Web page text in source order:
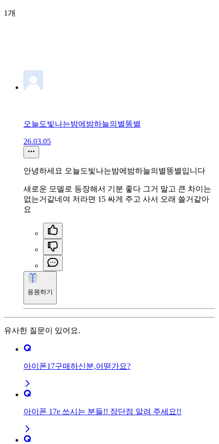
1개
오늘도빛나는밤에밤하늘의별똥별
26.03.05
안녕하세요 오늘도빛나는밤에밤하늘의별똥별입니다
새로운 모델로 등장해서 기분 좋다 그거 말고 큰 차이는
없는거같네여 저라면 15 싸게 주고 사서 오래 쓸거같아
요
응원하기
유사한 질문이 있어요.
아이폰17구매하신분,어떧가요?
아이폰 17e 쓰시는 분들!! 장단점 알려 주세요!!